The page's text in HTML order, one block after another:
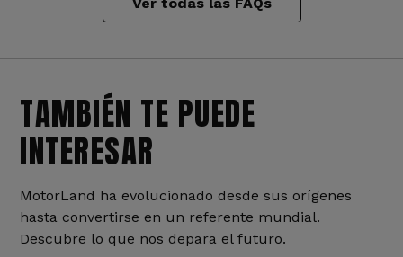
TAMBIÉN TE PUEDE
INTERESAR
MotorLand ha evolucionado desde sus orígenes
hasta convertirse en un referente mundial.
Descubre lo que nos depara el futuro.